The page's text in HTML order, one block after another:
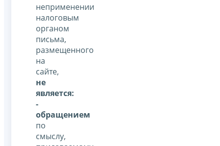
неприменении
налоговым
органом
письма,
размещенного
на
сайте,
не
является:
-
обращением
по
смыслу,